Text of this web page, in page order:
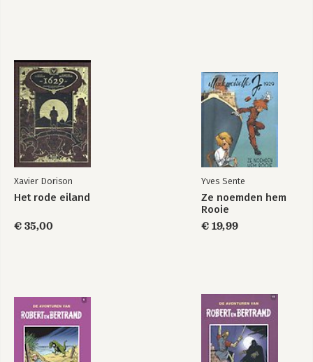
Xavier Dorison
Het rode eiland
€ 35,00
Yves Sente
Ze noemden hem
Rooie
€ 19,99